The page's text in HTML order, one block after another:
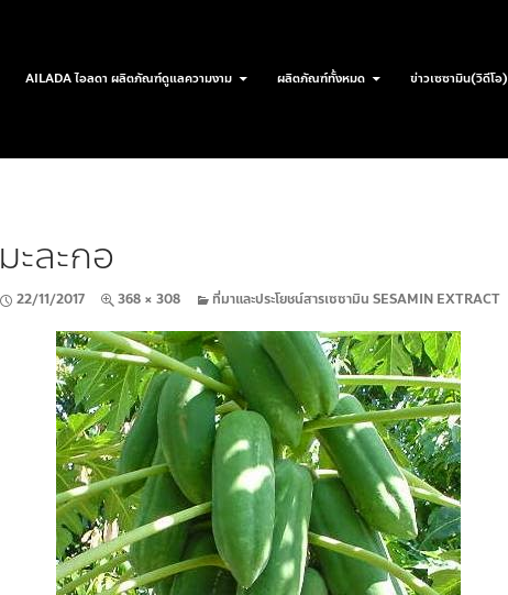
AILADA ไอลดา ผลิตภัณฑ์ดูแลความงาม ผลิตภัณฑ์ทั้งหมด ข่าวเซซามิน(วิดีโอ)
มะละกอ
22/11/2017 368 × 308 ที่มาและประโยชน์สารเซซามิน SESAMIN EXTRACT